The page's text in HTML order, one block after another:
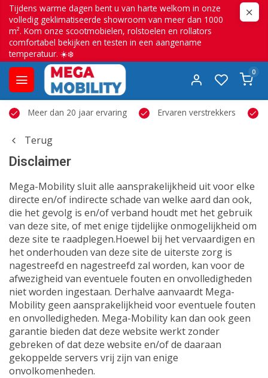
Tijdens warme dagen bent u van harte welkom in onze
volledig geklimatiseerde showroom van meer dan 1000
m². Kom onze scootmobielen, rolstoelen en rollators
comfortabel bekijken en testen in een aangename
temperatuur. ☀️❄️
0
Meer dan 20 jaar ervaring Ervaren verstrekkers
Terug
Disclaimer
Mega-Mobility sluit alle aansprakelijkheid uit voor elke
directe en/of indirecte schade van welke aard dan ook,
die het gevolg is en/of verband houdt met het gebruik
van deze site, of met enige tijdelijke onmogelijkheid om
deze site te raadplegen.Hoewel bij het vervaardigen en
het onderhouden van deze site de uiterste zorg is
nagestreefd en nagestreefd zal worden, kan voor de
afwezigheid van eventuele fouten en onvolledigheden
niet worden ingestaan. Derhalve aanvaardt Mega-
Mobility geen aansprakelijkheid voor eventuele fouten
en onvolledigheden. Mega-Mobility kan dan ook geen
garantie bieden dat deze website werkt zonder
gebreken of dat deze website en/of de daaraan
gekoppelde servers vrij zijn van enige
onvolkomenheden.